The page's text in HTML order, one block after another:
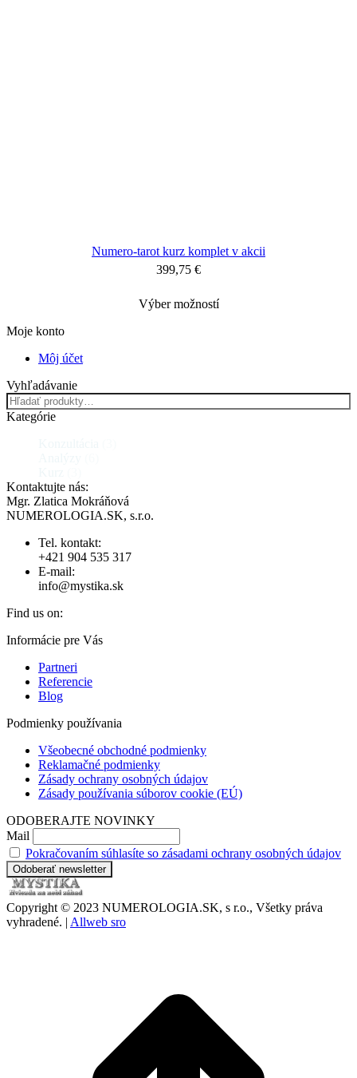
Numero-tarot kurz komplet v akcii
399,75 €
Výber možností
Moje konto
Môj účet
Vyhľadávanie
Kategórie
Kontaktujte nás:
Mgr. Zlatica Mokráňová
NUMEROLOGIA.SK, s.r.o.
Tel. kontakt:
+421 904 535 317
E-mail:
info@mystika.sk
Find us on:
Facebook
opens
new
X
opens
new
YouTube
opens
new
Linkedin
opens
new
Pinterest
opens
new
Instagram
opens
new
Informácie pre Vás
Partneri
Referencie
Blog
Podmienky používania
Všeobecné obchodné podmienky
Reklamačné podmienky
Zásady ochrany osobných údajov
Zásady používania súborov cookie (EÚ)
ODOBERAJTE NOVINKY
Mail
Pokračovaním súhlasíte so zásadami ochrany osobných údajov
Copyright © 2023 NUMEROLOGIA.SK, s r.o., Všetky práva
vyhradené. | Allweb sro